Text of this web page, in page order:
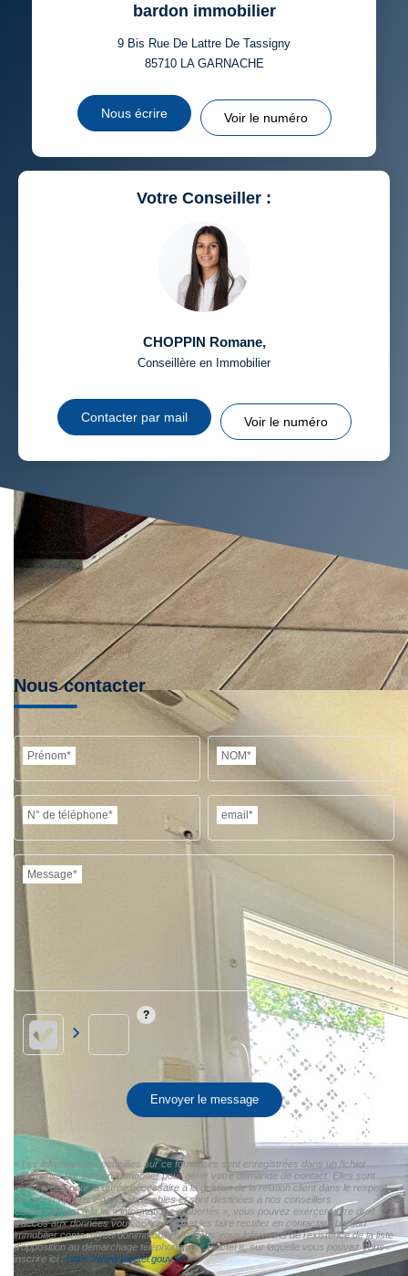
bardon immobilier
9 Bis Rue De Lattre De Tassigny
85710 LA GARNACHE
Nous écrire Voir le numéro
Votre Conseiller :
CHOPPIN Romane,
Conseillère en Immobilier
Contacter par mail Voir le numéro
Nous contacter
Prénom* NOM*
N° de téléphone* email*
Message*
Envoyer le message
« Les informations recueillies sur ce formulaire sont enregistrées dans un fichier
informatisé par bardon immobilier pour gérer votre demande de contact. Elles sont
conservées pour la durée nécessaire à la gestion de la relation client dans le respect
des prescriptions légales applicables et sont destinées à nos conseillers
Conformément à la loi « informatique et libertés », vous pouvez exercer votre droit
d'accès aux données vous concernant et les faire rectifier en contactant bardon
immobilier contact@bardonimmobilier.fr. Nous vous informons de l'existence de la liste
d'opposition au démarchage téléphonique « Bloctel », sur laquelle vous pouvez vous
inscrire ici : https://www.bloctel.gouv.fr/»